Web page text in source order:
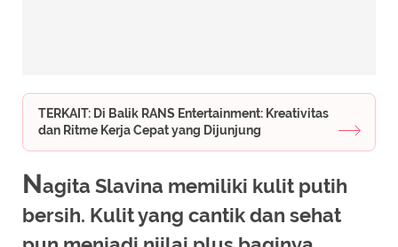
TERKAIT: Di Balik RANS Entertainment: Kreativitas
dan Ritme Kerja Cepat yang Dijunjung
Nagita Slavina memiliki kulit putih
bersih. Kulit yang cantik dan sehat